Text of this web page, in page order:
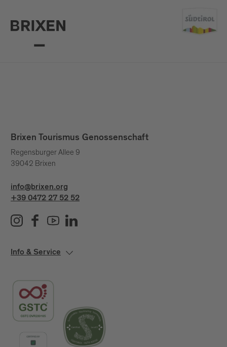
Brixen Tourismus Genossenschaft
Regensburger Allee 9
39042 Brixen
info@brixen.org
+39 0472 27 52 52
Info & Service